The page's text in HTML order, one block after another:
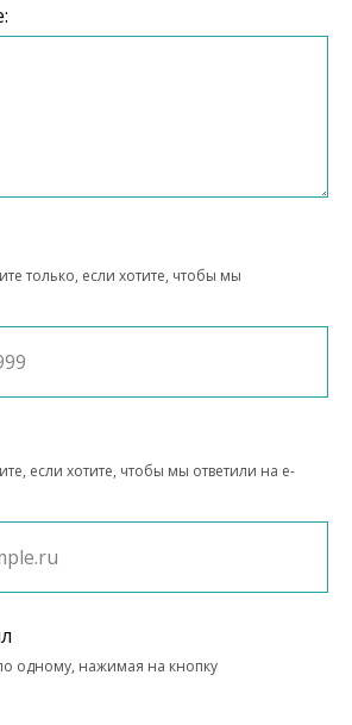
только, если хотите, чтобы мы
если хотите, чтобы мы ответили на e-
одному, нажимая на кнопку